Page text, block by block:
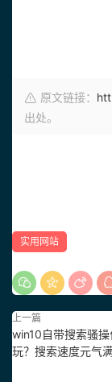
原文链接：
出处。
实用网站
上一篇
win10自带搜索骚
玩？搜索速度元气